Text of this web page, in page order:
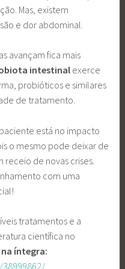
Mas, existem
e dor abdominal.
avançam fica mais
intestinal exerce
probióticos e similares
de tratamento.
está no impacto
o mesmo pode deixar de
de novas crises.
com uma
tratamentos e a
científica no
íntegra: